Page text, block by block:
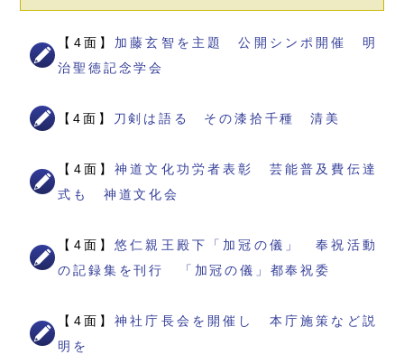
【4面】 加藤玄智を主題 公開シンポ開催 明
治聖徳記念学会
【4面】 刀剣は語る その漆拾千種 清美
【4面】神道文化功労者表彰 芸能普及費伝達
式も 神道文化会
【4面】悠仁親王殿下「加冠の儀」 奉祝活動
の記録集を刊行 「加冠の儀」都奉祝委
【4面】神社庁長会を開催し 本庁施策など説
明を